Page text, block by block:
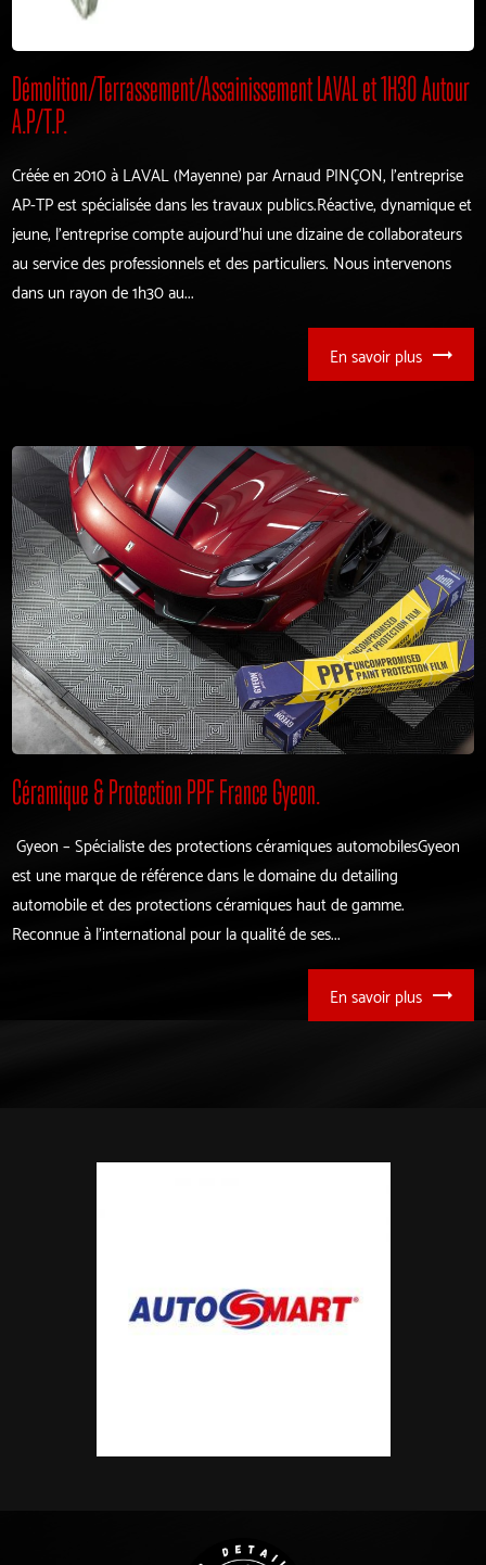
Démolition/Terrassement/Assainissement LAVAL et 1H30 Autour
A.P/T.P.
Créée en 2010 à LAVAL (Mayenne) par Arnaud PINÇON, l'entreprise
AP-TP est spécialisée dans les travaux publics.​​Réactive, dynamique et
jeune, l'entreprise compte aujourd'hui une dizaine de collaborateurs
au service des professionnels et des particuliers. Nous intervenons
dans un rayon de 1h30 au...
En savoir plus
Céramique & Protection PPF France Gyeon.
Gyeon – Spécialiste des protections céramiques automobilesGyeon
est une marque de référence dans le domaine du detailing
automobile et des protections céramiques haut de gamme.
Reconnue à l’international pour la qualité de ses...
En savoir plus